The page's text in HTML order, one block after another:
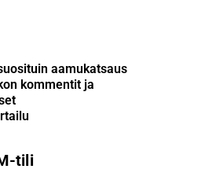
aamukatsaus
kommentit ja
tili